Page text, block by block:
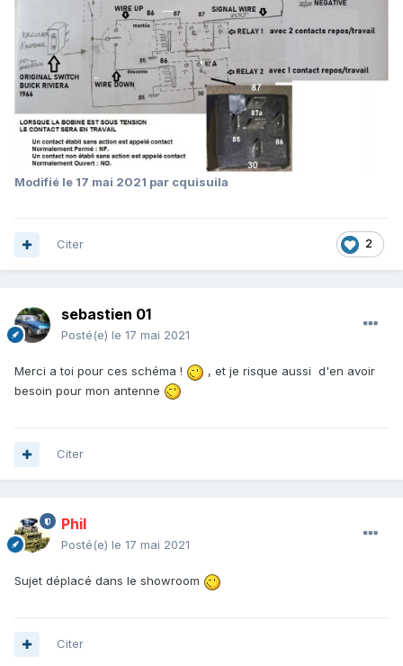
Modifié le 17 mai 2021 par cquisuila
2
Citer
sebastien 01
Posté(e) le 17 mai 2021
Merci a toi pour ces schéma !
, et je risque aussi d'en avoir
besoin pour mon antenne
Citer
Phil
Posté(e) le 17 mai 2021
Sujet déplacé dans le showroom
Citer